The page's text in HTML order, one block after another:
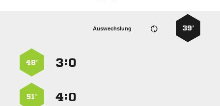
39’
Auswechslung
:
48’
:
51’